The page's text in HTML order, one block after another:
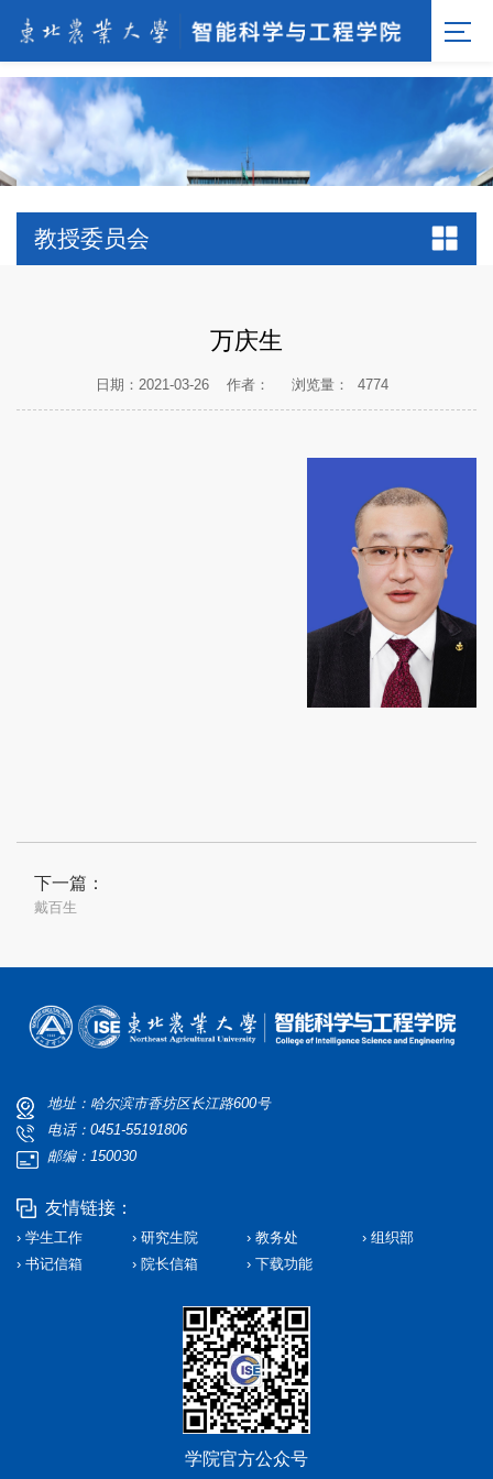
教授委员会
万庆生
日期：2021-03-26 作者： 浏览量： 4774
下一篇：
戴百生
地址：哈尔滨市香坊区长江路600号
电话：0451-55191806
邮编：150030
友情链接：
› 学生工作 › 研究生院 › 教务处
› 组织部
› 书记信箱
› 院长信箱 › 下载功能
学院官方公众号